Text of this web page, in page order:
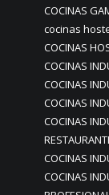
COCINAS
cocinas
COCINAS
COCINAS
COCINAS
COCINAS
COCINAS
COCINAS
COCINAS